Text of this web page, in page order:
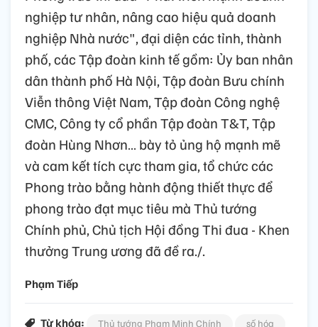
nghiệp tư nhân, nâng cao hiệu quả doanh
nghiệp Nhà nước", đại diện các tỉnh, thành
phố, các Tập đoàn kinh tế gồm: Ủy ban nhân
dân thành phố Hà Nội, Tập đoàn Bưu chính
Viễn thông Việt Nam, Tập đoàn Công nghệ
CMC, Công ty cổ phần Tập đoàn T&T, Tập
đoàn Hùng Nhơn… bày tỏ ủng hộ mạnh mẽ
và cam kết tích cực tham gia, tổ chức các
Phong trào bằng hành động thiết thực để
phong trào đạt mục tiêu mà Thủ tướng
Chính phủ, Chủ tịch Hội đồng Thi đua - Khen
thưởng Trung ương đã đề ra./.
Phạm Tiếp
Từ khóa: Thủ tướng Phạm Minh Chính
số hóa